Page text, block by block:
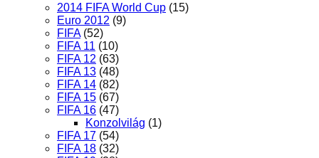
2014 FIFA World Cup (15)
Euro 2012 (9)
FIFA(52)
FIFA 11 (10)
FIFA 12 (63)
FIFA 13 (48)
FIFA 14 (82)
FIFA 15 (67)
FIFA 16 (47)
Konzolvilág (1)
FIFA 17 (54)
FIFA 18 (32)